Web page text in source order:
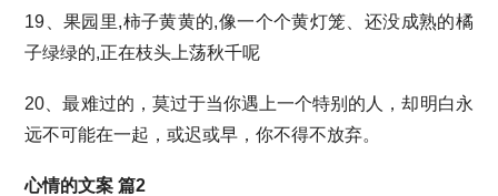
19、果园里,柿子黄黄的,像一个个黄灯笼、还没成熟的橘
子绿绿的,正在枝头上荡秋千呢
20、最难过的，莫过于当你遇上一个特别的人，却明白永
远不可能在一起，或迟或早，你不得不放弃。
心情的文案 篇2